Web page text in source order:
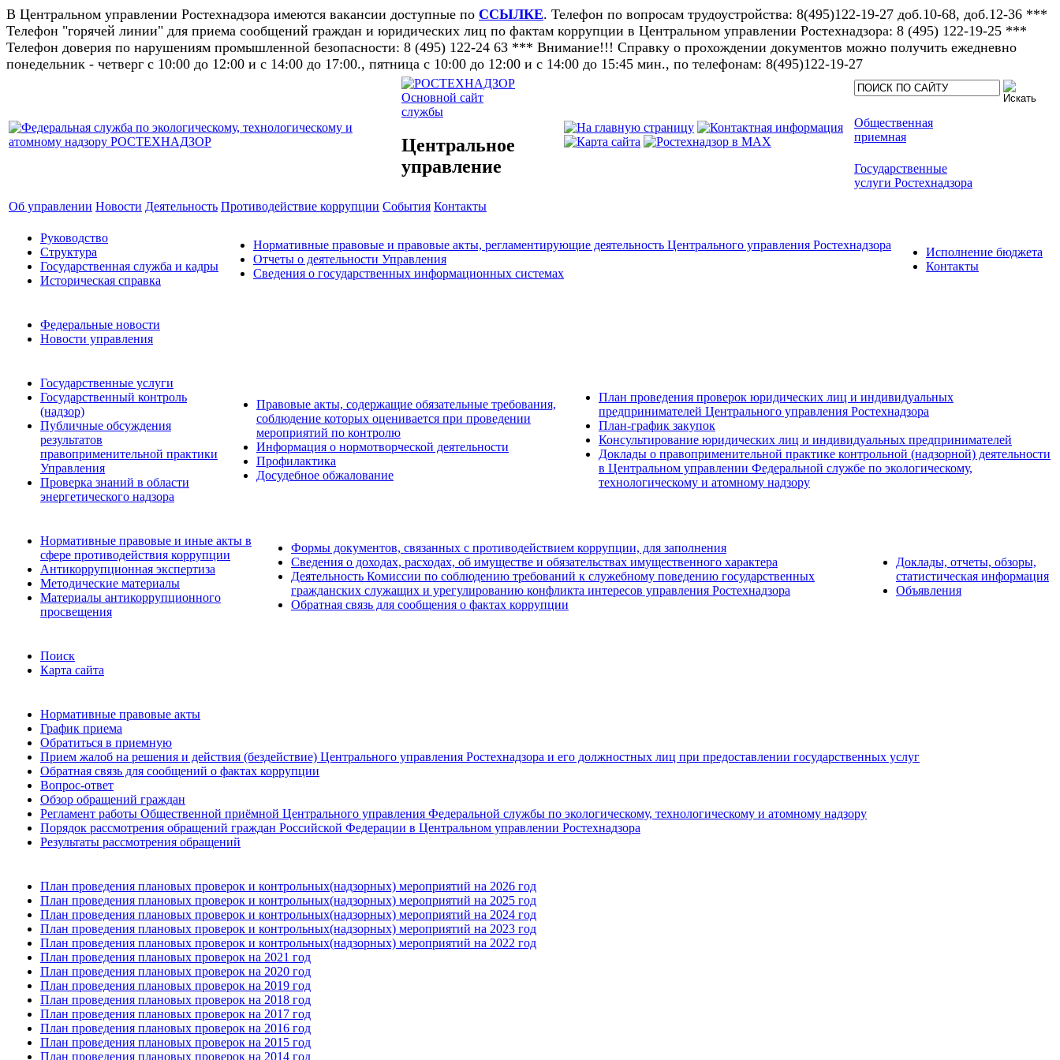
В Центральном управлении Ростехнадзора имеются вакансии доступные по ССЫЛКЕ. Телефон по вопросам трудоустройства: 8(495)122-19-27 доб.10-68, доб.12-36 ***
Телефон "горячей линии" для приема сообщений граждан и юридических лиц по фактам коррупции в Центральном управлении Ростехнадзора: 8 (495) 122-19-25 ***
Телефон доверия по нарушениям промышленной безопасности: 8 (495) 122-24 63 *** Внимание!!! Справку о прохождении документов можно получить ежедневно
понедельник - четверг с 10:00 до 12:00 и с 14:00 до 17:00., пятница с 10:00 до 12:00 и с 14:00 до 15:45 мин., по телефонам: 8(495)122-19-27​
Основной сайт
службы
Центральное
управление
Общественная
приемная
Государственные
услуги Ростехнадзора
Об управлении Новости Деятельность Противодействие коррупции События Контакты
Руководство
Структура
Государственная служба и кадры
Историческая справка
Нормативные правовые и правовые акты, регламентирующие деятельность Центрального управления Ростехнадзора
Отчеты о деятельности Управления
Сведения о государственных информационных системах
Исполнение бюджета
Контакты
Федеральные новости
Новости управления
Государственные услуги
Государственный контроль
(надзор)
Публичные обсуждения
результатов
правоприменительной практики
Управления
Проверка знаний в области
энергетического надзора
Правовые акты, содержащие обязательные требования,
соблюдение которых оценивается при проведении
мероприятий по контролю
Информация о нормотворческой деятельности
Профилактика
Досудебное обжалование
План проведения проверок юридических лиц и индивидуальных
предпринимателей Центрального управления Ростехнадзора
План-график закупок
Консультирование юридических лиц и индивидуальных предпринимателей
Доклады о правоприменительной практике контрольной (надзорной) деятельности
в Центральном управлении Федеральной службе по экологическому,
технологическому и атомному надзору
Нормативные правовые и иные акты в
сфере противодействия коррупции
Антикоррупционная экспертиза
Методические материалы
Материалы антикоррупционного
просвещения
Формы документов, связанных с противодействием коррупции, для заполнения
Сведения о доходах, расходах, об имуществе и обязательствах имущественного характера
Деятельность Комиссии по соблюдению требований к служебному поведению государственных
гражданских служащих и урегулированию конфликта интересов управления Ростехнадзора
Обратная связь для сообщения о фактах коррупции
Доклады, отчеты, обзоры,
статистическая информация
Объявления
Поиск
Карта сайта
Нормативные правовые акты
График приема
Обратиться в приемную
Прием жалоб на решения и действия (бездействие) Центрального управления Ростехнадзора и его должностных лиц при предоставлении государственных услуг
Обратная связь для сообщений о фактах коррупции
Вопрос-ответ
Обзор обращений граждан
Регламент работы Общественной приёмной Центрального управления Федеральной службы по экологическому, технологическому и атомному надзору
Порядок рассмотрения обращений граждан Российской Федерации в Центральном управлении Ростехнадзора
Результаты рассмотрения обращений
План проведения плановых проверок и контрольных(надзорных) мероприятий на 2026 год
План проведения плановых проверок и контрольных(надзорных) мероприятий на 2025 год
План проведения плановых проверок и контрольных(надзорных) мероприятий на 2024 год
План проведения плановых проверок и контрольных(надзорных) мероприятий на 2023 год
План проведения плановых проверок и контрольных(надзорных) мероприятий на 2022 год
План проведения плановых проверок на 2021 год
План проведения плановых проверок на 2020 год
План проведения плановых проверок на 2019 год
План проведения плановых проверок на 2018 год
План проведения плановых проверок на 2017 год
План проведения плановых проверок на 2016 год
План проведения плановых проверок на 2015 год
План проведения плановых проверок на 2014 год